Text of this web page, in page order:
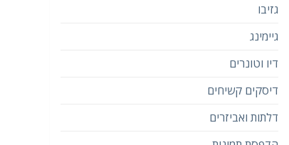
גזיבו
גיימינג
דיו וטונרים
דיסקים קשיחים
דלתות ואביזרים